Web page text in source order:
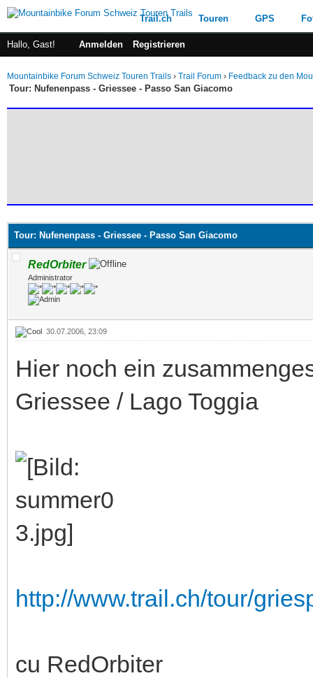
Trail.ch Touren GPS
Hallo, Gast! Anmelden Registrieren
Mountainbike Forum Schweiz Touren Trails › Trail Forum › Feedback zu den
Tour: Nufenenpass - Griessee - Passo San Giacomo
Tour: Nufenenpass - Griessee - Passo San Giacomo
RedOrbiter
Administrator
30.07.2006, 23:09
Hier noch ein
Griessee / Lago Toggia
http://www.trail.ch/tour/
cu RedOrbiter